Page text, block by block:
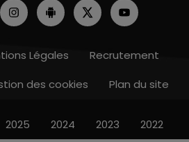
Légales
Recrutement
des cookies Plan du site
2025 2024 2023 2022